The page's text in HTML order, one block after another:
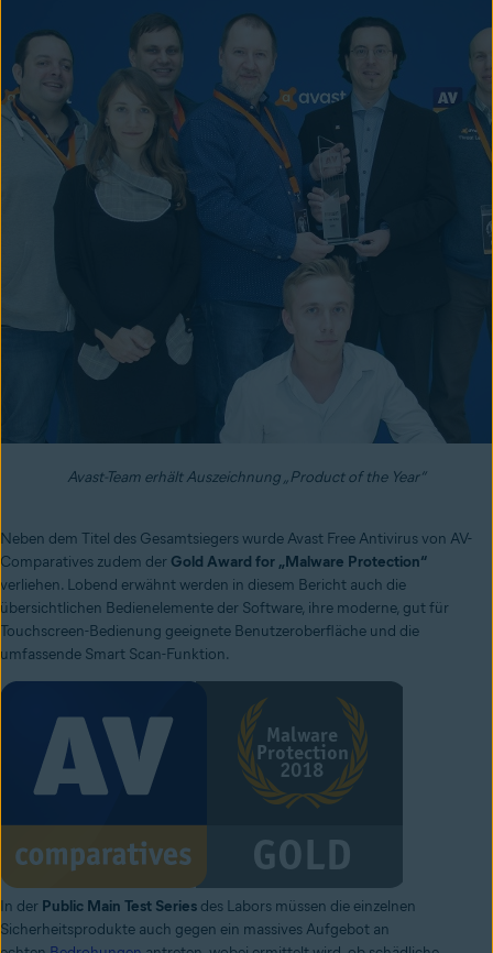
Avast-Team erhält Auszeichnung „Product of the Year“
Neben dem Titel des Gesamtsiegers wurde Avast Free Antivirus von AV-
Comparatives zudem der Gold Award for „Malware Protection“
verliehen. Lobend erwähnt werden in diesem Bericht auch die
übersichtlichen Bedienelemente der Software, ihre moderne, gut für
Touchscreen-Bedienung geeignete Benutzeroberfläche und die
umfassende Smart Scan-Funktion.
In der Public Main Test Series des Labors müssen die einzelnen
Sicherheitsprodukte auch gegen ein massives Aufgebot an